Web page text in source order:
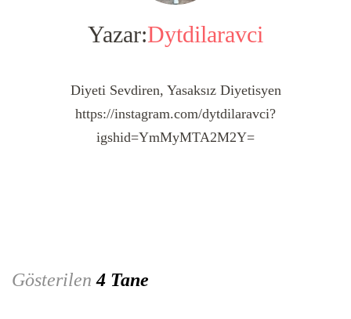
Yazar:Dytdilaravci
Diyeti Sevdiren, Yasaksız Diyetisyen
https://instagram.com/dytdilaravci?
igshid=YmMyMTA2M2Y=
Gösterilen4 Tane